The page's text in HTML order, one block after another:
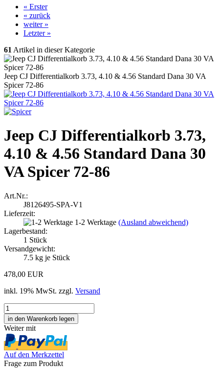
« Erster
« zurück
weiter »
Letzter »
61 Artikel in dieser Kategorie
Jeep CJ Differentialkorb 3.73, 4.10 & 4.56 Standard Dana 30 VA
Spicer 72-86
Jeep CJ Differentialkorb 3.73,
4.10 & 4.56 Standard Dana 30
VA Spicer 72-86
Art.Nr.:
J8126495-SPA-V1
Lieferzeit:
1-2 Werktage (Ausland abweichend)
Lagerbestand:
1 Stück
Versandgewicht:
7.5 kg je Stück
478,00 EUR
inkl. 19% MwSt. zzgl. Versand
Weiter mit
Auf den Merkzettel
Frage zum Produkt